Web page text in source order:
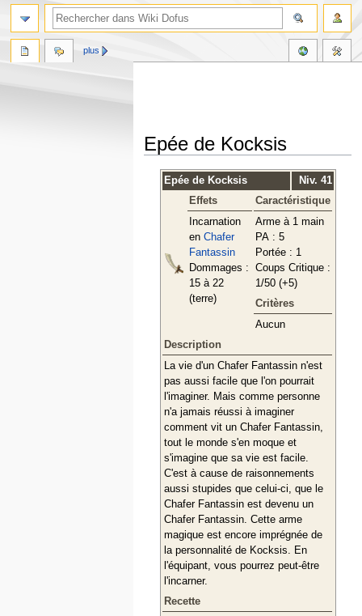
Epée de Kocksis
Epée de Kocksis
Niv. 41
Effets
Caractéristique
Incarnation
en Chafer
Fantassin
Dommages :
15 à 22
(terre)
Arme à 1 main
PA : 5
Portée : 1
Coups Critique :
1/50 (+5)
Critères
Aucun
Description
La vie d'un Chafer Fantassin n'est
pas aussi facile que l'on pourrait
l'imaginer. Mais comme personne
n'a jamais réussi à imaginer
comment vit un Chafer Fantassin,
tout le monde s'en moque et
s'imagine que sa vie est facile.
C'est à cause de raisonnements
aussi stupides que celui-ci, que le
Chafer Fantassin est devenu un
Chafer Fantassin. Cette arme
magique est encore imprégnée de
la personnalité de Kocksis. En
l'équipant, vous pourrez peut-être
l'incarner.
Recette
plus